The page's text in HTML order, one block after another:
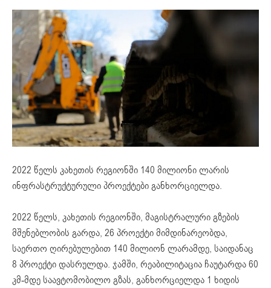
2022 წელს კახეთის რეგიონში 140 მილიონი ლარის
ინფრასტრუქტურული პროექტები განხორციელდა.
2022 წელს, კახეთის რეგიონში, მაგისტრალური გზების
მშენებლობის გარდა, 26 პროექტი მიმდინარეობდა,
საერთო ღირებულებით 140 მილიონ ლარამდე, საიდანაც
8 პროექტი დასრულდა. ჯამში, რეაბილიტაცია ჩაუტარდა 60
კმ-მდე საავტომობილო გზას, განხორციელდა 1 ხიდის